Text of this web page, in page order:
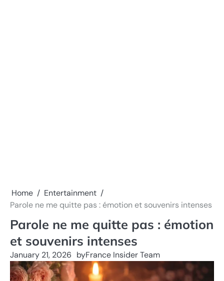
Home
Entertainment
Parole ne me quitte pas : émotion et souvenirs intenses
Parole ne me quitte pas : émotion
et souvenirs intenses
January 21, 2026 byFrance Insider Team